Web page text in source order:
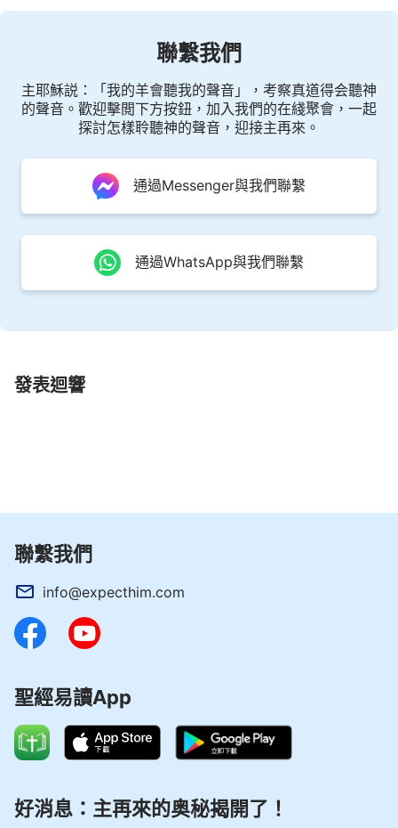
聯繫我們
主耶穌説：「我的羊會聽我的聲音」，考察真道得会聽神
的聲音。歡迎擊閲下方按鈕，加入我們的在綫聚會，一起
探討怎樣聆聽神的聲音，迎接主再來。
通過Messenger與我們聯繫
通過WhatsApp與我們聯繫
發表迴響
聯繫我們
info@expecthim.com
聖經易讀App
好消息：主再來的奥秘揭開了！